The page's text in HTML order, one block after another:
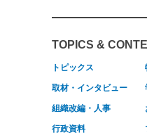
TOPICS &
トピックス
取材・インタビュー
組織改編・人事
行政資料